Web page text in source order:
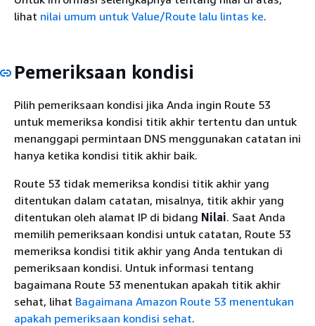
lihat nilai umum untuk Value/Route lalu lintas ke.
Pemeriksaan kondisi
Pilih pemeriksaan kondisi jika Anda ingin Route 53
untuk memeriksa kondisi titik akhir tertentu dan untuk
menanggapi permintaan DNS menggunakan catatan ini
hanya ketika kondisi titik akhir baik.
Route 53 tidak memeriksa kondisi titik akhir yang
ditentukan dalam catatan, misalnya, titik akhir yang
ditentukan oleh alamat IP di bidang Nilai. Saat Anda
memilih pemeriksaan kondisi untuk catatan, Route 53
memeriksa kondisi titik akhir yang Anda tentukan di
pemeriksaan kondisi. Untuk informasi tentang
bagaimana Route 53 menentukan apakah titik akhir
sehat, lihat Bagaimana Amazon Route 53 menentukan
apakah pemeriksaan kondisi sehat.